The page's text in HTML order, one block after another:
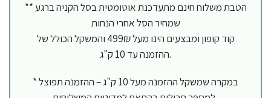
** הטבת משלוח חינם מתעדכנת אוטומטית בסל הקניה ברגע
שמחיר הסל אחרי הנחות
קוד קופון ומבצעים הינו מעל 499₪ והמשקל הכולל של
ההזמנה עד 10 ק"ג.
* במקרה שמשקל ההזמנה מעל 10 ק"ג – ההזמנה תפוצל